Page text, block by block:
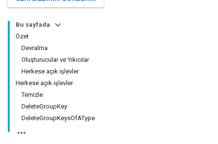
Bu sayfada
Özet
Devralma
Oluşturucular ve Yıkıcılar
Herkese açık işlevler
Herkese açık işlevler
Temizle
DeleteGroupKey
DeleteGroupKeysOfAType